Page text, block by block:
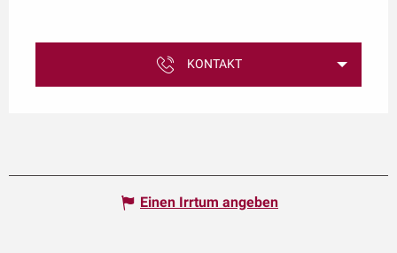
KONTAKT
Einen Irrtum angeben